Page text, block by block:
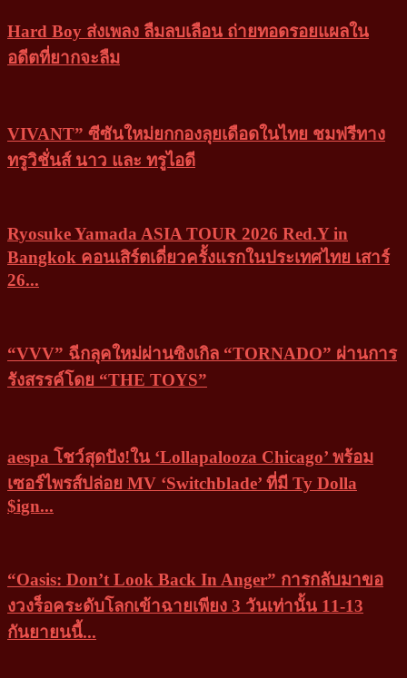
Hard Boy ส่งเพลง ลืมลบเลือน ถ่ายทอดรอยแผลใน
อดีตที่ยากจะลืม
VIVANT” ซีซันใหม่ยกกองลุยเดือดในไทย ชมฟรีทาง
ทรูวิชั่นส์ นาว และ ทรูไอดี
Ryosuke Yamada ASIA TOUR 2026 Red.Y in
Bangkok คอนเสิร์ตเดี่ยวครั้งแรกในประเทศไทย เสาร์
26...
“VVV” ฉีกลุคใหม่ผ่านซิงเกิล “TORNADO” ผ่านการ
รังสรรค์โดย “THE TOYS”
aespa โชว์สุดปัง!ใน ‘Lollapalooza Chicago’ พร้อม
เซอร์ไพรส์ปล่อย MV ‘Switchblade’ ที่มี Ty Dolla
$ign...
“Oasis: Don’t Look Back In Anger” การกลับมาขอ
งวงร็อคระดับโลกเข้าฉายเพียง 3 วันเท่านั้น 11-13
กันยายนนี้...